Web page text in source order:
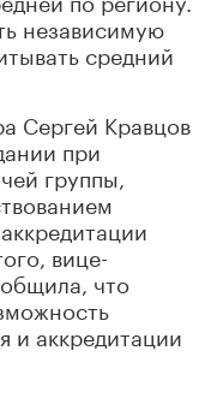
независимую
средний
Сергей Кравцов
при
группы,
вице-
что
и аккредитации